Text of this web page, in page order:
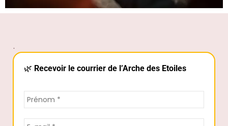
.
🌿 Recevoir le courrier de l’Arche des Etoiles